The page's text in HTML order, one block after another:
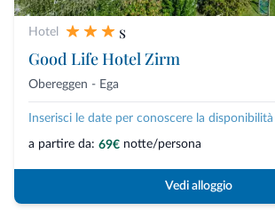
Hotel
s
Good Life Hotel Zirm
Obereggen - Ega
Inserisci le date per conoscere la disponibilità
a partire da: 69€ notte/persona
Vedi alloggio